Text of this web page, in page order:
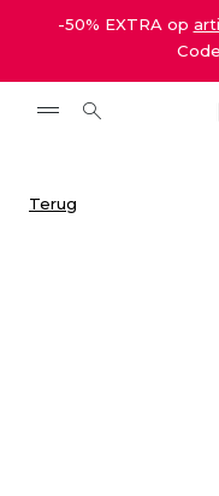
-50% EXTRA op
Terug